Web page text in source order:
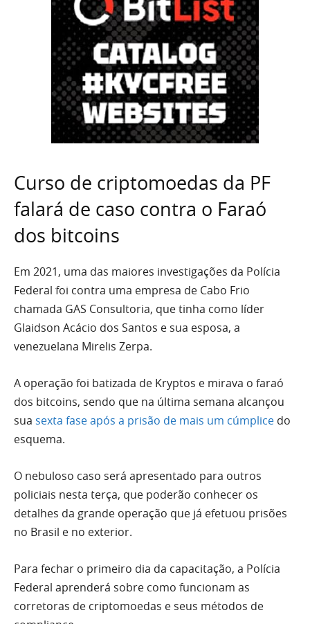
Curso de criptomoedas da PF
falará de caso contra o Faraó
dos bitcoins
Em 2021, uma das maiores investigações da Polícia
Federal foi contra uma empresa de Cabo Frio
chamada GAS Consultoria, que tinha como líder
Glaidson Acácio dos Santos e sua esposa, a
venezuelana Mirelis Zerpa.
A operação foi batizada de Kryptos e mirava o faraó
dos bitcoins, sendo que na última semana alcançou
sua sexta fase após a prisão de mais um cúmplice do
esquema.
O nebuloso caso será apresentado para outros
policiais nesta terça, que poderão conhecer os
detalhes da grande operação que já efetuou prisões
no Brasil e no exterior.
Para fechar o primeiro dia da capacitação, a Polícia
Federal aprenderá sobre como funcionam as
corretoras de criptomoedas e seus métodos de